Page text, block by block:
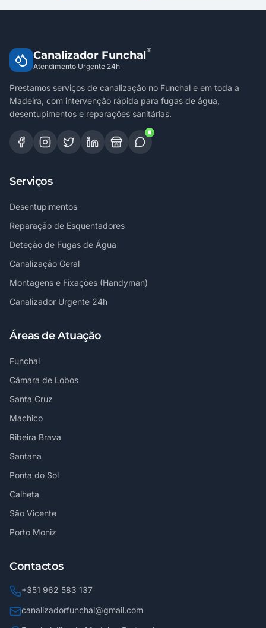
Canalizador Funchal®
Atendimento Urgente 24h
Prestamos serviços de canalização no Funchal e em toda a
Madeira, com intervenção rápida para fugas de água,
desentupimentos e reparações sanitárias.
Serviços
Desentupimentos
Reparação de Esquentadores
Deteção de Fugas de Água
Canalização Geral
Montagens e Fixações (Handyman)
Canalizador Urgente 24h
Áreas de Atuação
Funchal
Câmara de Lobos
Santa Cruz
Machico
Ribeira Brava
Santana
Ponta do Sol
Calheta
São Vicente
Porto Moniz
Contactos
+351 962 583 137
canalizadorfunchal@gmail.com